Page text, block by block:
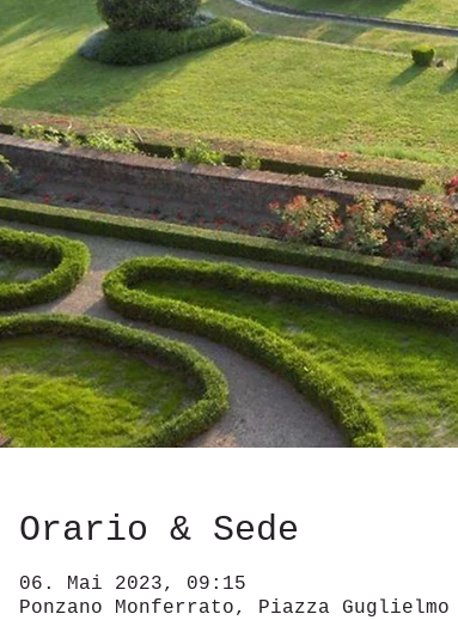
Orario & Sede
06. Mai 2023, 09:15
Ponzano Monferrato, Piazza